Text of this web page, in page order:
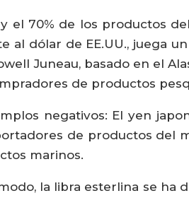
el 70% de los productos
al dólar de EE.UU., juega
Juneau, basado en el
de productos
negativos: El yen
de productos del
marinos.
la libra esterlina se ha